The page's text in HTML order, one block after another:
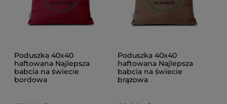
Poduszka 40x40
haftowana Najlepsza
babcia na świecie
bordowa
Poduszka 40x40
haftowana Najlepsza
babcia na świecie
brązowa